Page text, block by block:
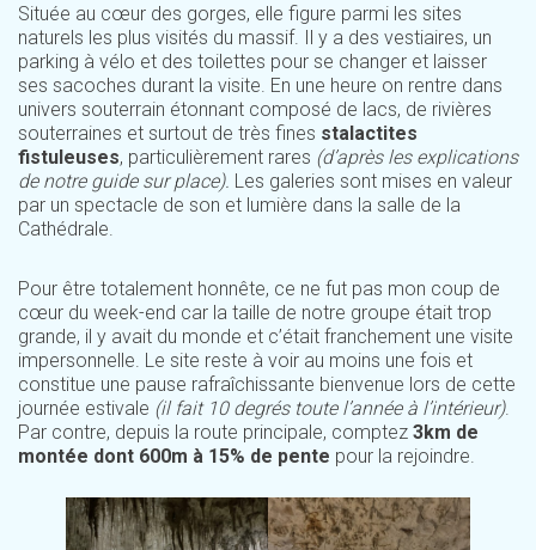
Située au cœur des gorges, elle figure parmi les sites
naturels les plus visités du massif. Il y a des vestiaires, un
parking à vélo et des toilettes pour se changer et laisser
ses sacoches durant la visite. En une heure on rentre dans
univers souterrain étonnant composé de lacs, de rivières
souterraines et surtout de très fines stalactites
fistuleuses, particulièrement rares (d’après les explications
de notre guide sur place). Les galeries sont mises en valeur
par un spectacle de son et lumière dans la salle de la
Cathédrale.
Pour être totalement honnête, ce ne fut pas mon coup de
cœur du week-end car la taille de notre groupe était trop
grande, il y avait du monde et c’était franchement une visite
impersonnelle. Le site reste à voir au moins une fois et
constitue une pause rafraîchissante bienvenue lors de cette
journée estivale (il fait 10 degrés toute l’année à l’intérieur).
Par contre, depuis la route principale, comptez 3km de
montée dont 600m à 15% de pente pour la rejoindre.